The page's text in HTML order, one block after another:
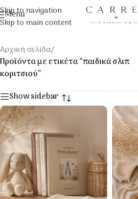
Skip to navigation
Skip to main content
Menu
Αρχική σελίδα/
Προϊόντα με ετικέτα “παιδικά σλιπ
κοριτσιού”
Show sidebar